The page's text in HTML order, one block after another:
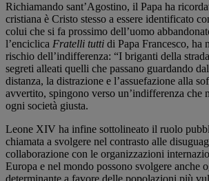
Richiamando sant’Agostino, il Papa ha
cristiana è Cristo stesso a essere identificato
colui che si fa prossimo dell’uomo
l’enciclica Fratelli tutti di Papa Francesco, ha
rischio dell’indifferenza: “I briganti della
segreti alleati quelli che passano guardando
distanza, la distrazione e l’assuefazione alla
avvertito, spingono verso un’indifferenza che
ogni società giusta.
Leone XIV ha infine sottolineato il ruolo
chiamata a svolgere nel contrasto alle
collaborazione con le organizzazioni
Europa e nel mondo possono svolgere anche